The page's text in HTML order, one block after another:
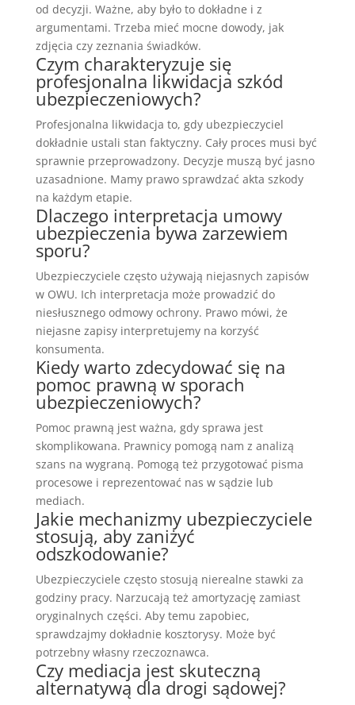
od decyzji. Ważne, aby było to dokładne i z
argumentami. Trzeba mieć mocne dowody, jak
zdjęcia czy zeznania świadków.
Czym charakteryzuje się
profesjonalna likwidacja szkód
ubezpieczeniowych?
Profesjonalna likwidacja to, gdy ubezpieczyciel
dokładnie ustali stan faktyczny. Cały proces musi być
sprawnie przeprowadzony. Decyzje muszą być jasno
uzasadnione. Mamy prawo sprawdzać akta szkody
na każdym etapie.
Dlaczego interpretacja umowy
ubezpieczenia bywa zarzewiem
sporu?
Ubezpieczyciele często używają niejasnych zapisów
w OWU. Ich interpretacja może prowadzić do
niesłusznego odmowy ochrony. Prawo mówi, że
niejasne zapisy interpretujemy na korzyść
konsumenta.
Kiedy warto zdecydować się na
pomoc prawną w sporach
ubezpieczeniowych?
Pomoc prawną jest ważna, gdy sprawa jest
skomplikowana. Prawnicy pomogą nam z analizą
szans na wygraną. Pomogą też przygotować pisma
procesowe i reprezentować nas w sądzie lub
mediach.
Jakie mechanizmy ubezpieczyciele
stosują, aby zaniżyć
odszkodowanie?
Ubezpieczyciele często stosują nierealne stawki za
godziny pracy. Narzucają też amortyzację zamiast
oryginalnych części. Aby temu zapobiec,
sprawdzajmy dokładnie kosztorysy. Może być
potrzebny własny rzeczoznawca.
Czy mediacja jest skuteczną
alternatywą dla drogi sądowej?